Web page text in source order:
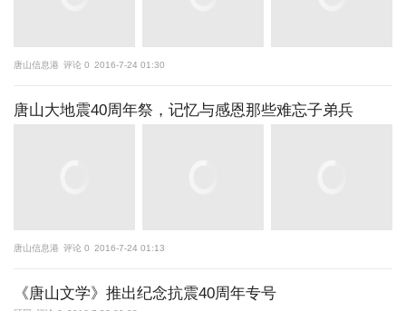
唐山信息港 评论 0 2016-7-24 01:30
唐山大地震40周年祭，记忆与感恩那些难忘子弟兵
唐山信息港 评论 0 2016-7-24 01:13
《唐山文学》推出纪念抗震40周年专号